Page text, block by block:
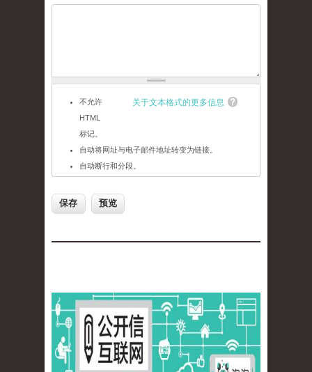
关于文本格式的更多信息
不允许
HTML
标记。
自动将网址与电子邮件地址转变为链接。
自动断行和分段。